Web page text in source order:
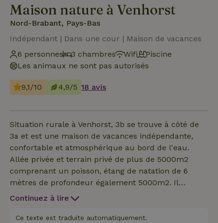
Maison nature à Venhorst
Nord-Brabant, Pays-Bas
Indépendant | Dans une cour | Maison de vacances
6 personnes
3 chambres Wifi
Piscine
Les animaux ne sont pas autorisés
9,1/10 4,9/5 18 avis
Situation rurale à Venhorst, 3b se trouve à côté de
3a et est une maison de vacances indépendante,
confortable et atmosphérique au bord de l'eau.
Allée privée et terrain privé de plus de 5000m2
comprenant un poisson, étang de natation de 6
mètres de profondeur également 5000m2. Il
bénéficie de la paix et de la tranquillité avec des
équipée, internet par fibre optique, chauffage au sol
Continuez à lire
Ce texte est traduite automatiquement.